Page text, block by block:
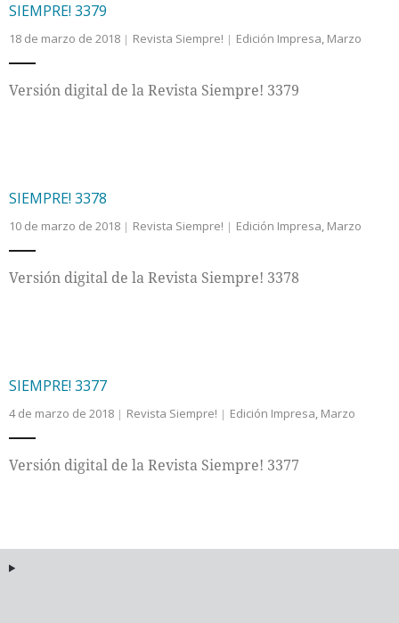
SIEMPRE! 3379
18 de marzo de 2018 Revista Siempre! Edición Impresa, Marzo
Versión digital de la Revista Siempre! 3379
SIEMPRE! 3378
10 de marzo de 2018 Revista Siempre! Edición Impresa, Marzo
Versión digital de la Revista Siempre! 3378
SIEMPRE! 3377
4 de marzo de 2018 Revista Siempre! Edición Impresa, Marzo
Versión digital de la Revista Siempre! 3377